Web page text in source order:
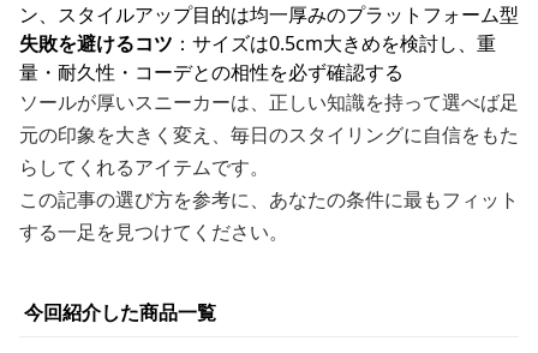
ン、スタイルアップ目的は均一厚みのプラットフォーム型
失敗を避けるコツ ：サイズは0.5cm大きめを検討し、重
量・耐久性・コーデとの相性を必ず確認する
ソールが厚いスニーカーは、正しい知識を持って選べば足
元の印象を大きく変え、毎日のスタイリングに自信をもた
らしてくれるアイテムです。
この記事の選び方を参考に、あなたの条件に最もフィット
する一足を見つけてください。
今回紹介した商品一覧